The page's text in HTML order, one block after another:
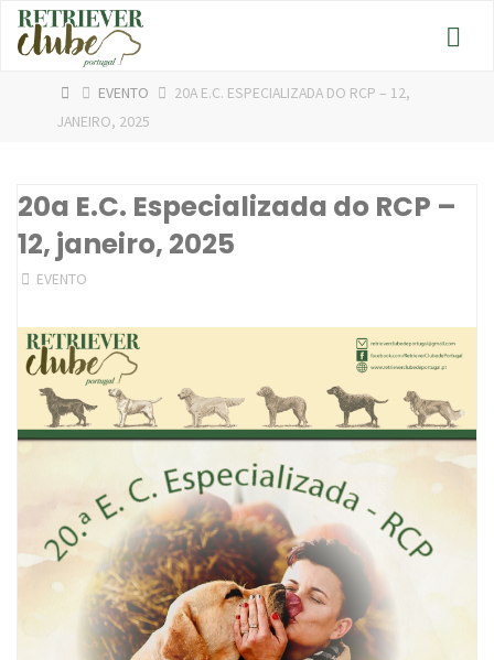
Skip
HOMEEVENTO
20A E.C. ESPECIALIZADA DO RCP – 12,
JANEIRO, 2025
20a E.C. Especializada do RCP –
12, janeiro, 2025
EVENTO